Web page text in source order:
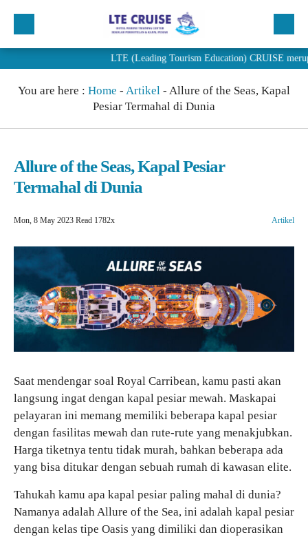
Profil
PENDAFTARAN
Alumni LTE Cruise
LTE (Leading Tourism Education) CRUISE merupakan
You are here : Home - Artikel - Allure of the Seas, Kapal
Pesiar Termahal di Dunia
Allure of the Seas, Kapal Pesiar
Termahal di Dunia
Mon, 8 May 2023 Read 1782x Artikel
Saat mendengar soal Royal Carribean, kamu pasti akan
langsung ingat dengan kapal pesiar mewah. Maskapai
pelayaran ini memang memiliki beberapa kapal pesiar
dengan fasilitas mewah dan rute-rute yang menakjubkan.
Harga tiketnya tentu tidak murah, bahkan beberapa ada
yang bisa ditukar dengan sebuah rumah di kawasan elite.
Tahukah kamu apa kapal pesiar paling mahal di dunia?
Namanya adalah Allure of the Sea, ini adalah kapal pesiar
dengan kelas tipe Oasis yang dimiliki dan dioperasikan